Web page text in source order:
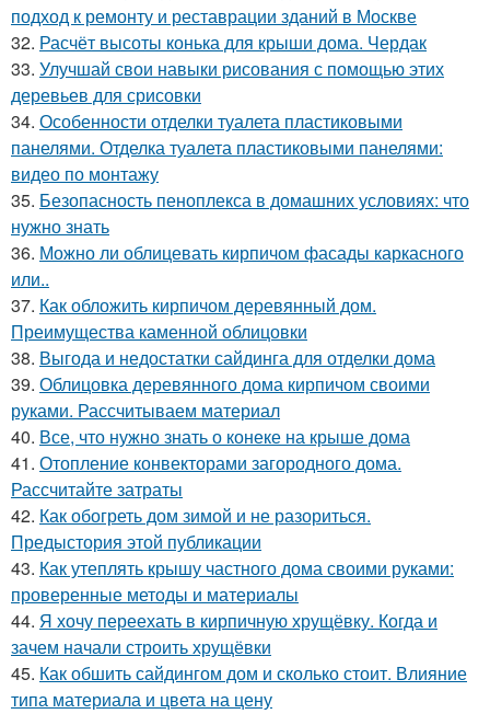
подход к ремонту и реставрации зданий в Москве
32. Расчёт высоты конька для крыши дома. Чердак
33. Улучшай свои навыки рисования с помощью этих
деревьев для срисовки
34. Особенности отделки туалета пластиковыми
панелями. Отделка туалета пластиковыми панелями:
видео по монтажу
35. Безопасность пеноплекса в домашних условиях: что
нужно знать
36. Можно ли облицевать кирпичом фасады каркасного
или..
37. Как обложить кирпичом деревянный дом.
Преимущества каменной облицовки
38. Выгода и недостатки сайдинга для отделки дома
39. Облицовка деревянного дома кирпичом своими
руками. Рассчитываем материал
40. Все, что нужно знать о конеке на крыше дома
41. Отопление конвекторами загородного дома.
Рассчитайте затраты
42. Как обогреть дом зимой и не разориться.
Предыстория этой публикации
43. Как утеплять крышу частного дома своими руками:
проверенные методы и материалы
44. Я хочу переехать в кирпичную хрущёвку. Когда и
зачем начали строить хрущёвки
45. Как обшить сайдингом дом и сколько стоит. Влияние
типа материала и цвета на цену